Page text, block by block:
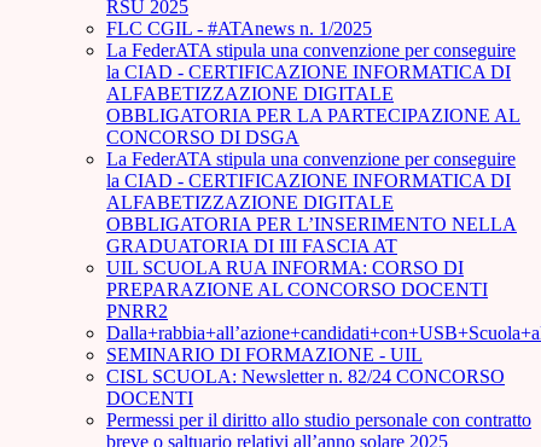
RSU 2025
FLC CGIL - #ATAnews n. 1/2025
La FederATA stipula una convenzione per conseguire
la CIAD - CERTIFICAZIONE INFORMATICA DI
ALFABETIZZAZIONE DIGITALE
OBBLIGATORIA PER LA PARTECIPAZIONE AL
CONCORSO DI DSGA
La FederATA stipula una convenzione per conseguire
la CIAD - CERTIFICAZIONE INFORMATICA DI
ALFABETIZZAZIONE DIGITALE
OBBLIGATORIA PER L’INSERIMENTO NELLA
GRADUATORIA DI III FASCIA AT
UIL SCUOLA RUA INFORMA: CORSO DI
PREPARAZIONE AL CONCORSO DOCENTI
PNRR2
SEMINARIO DI FORMAZIONE - UIL
CISL SCUOLA: Newsletter n. 82/24 CONCORSO
DOCENTI
Permessi per il diritto allo studio personale con contratto
breve o saltuario relativi all’anno solare 2025